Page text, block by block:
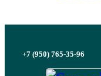
+7 (950) 765-35-96